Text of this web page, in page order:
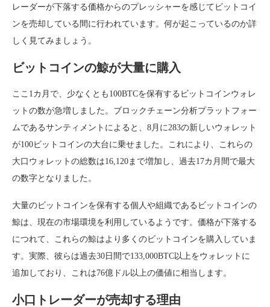
レーダーが下落する価格からのプレッシャーを感じてビットコイ
ンを売却している間に行われています。何が起こっているのか詳
しく見てみましょう。
ビットコインの鯨が大量に購入
ここ1カ月で、少なくとも100BTCを保有するビットコインウォレ
ットの数が急増しました。ブロックチェーン分析プラットフォー
ムであるサンティメントによると、8月に283の新しいウォレット
が100ビットコインの大台に乗せました。これにより、これらの
大口ウォレットの総数は16,120まで増加し、過去17カ月間で最大
の数字となりました。
大量のビットコインを保有する個人や組織であるビットコインの
鯨は、現在の市場環境を利用しているようです。価格が下落する
につれて、これらの鯨はより多くのビットコインを購入していま
す。実際、彼らは過去30日間で133,000BTC以上をウォレットに
追加しており、これは76億ドル以上の価値に相当します。
小口トレーダーが売却する理由